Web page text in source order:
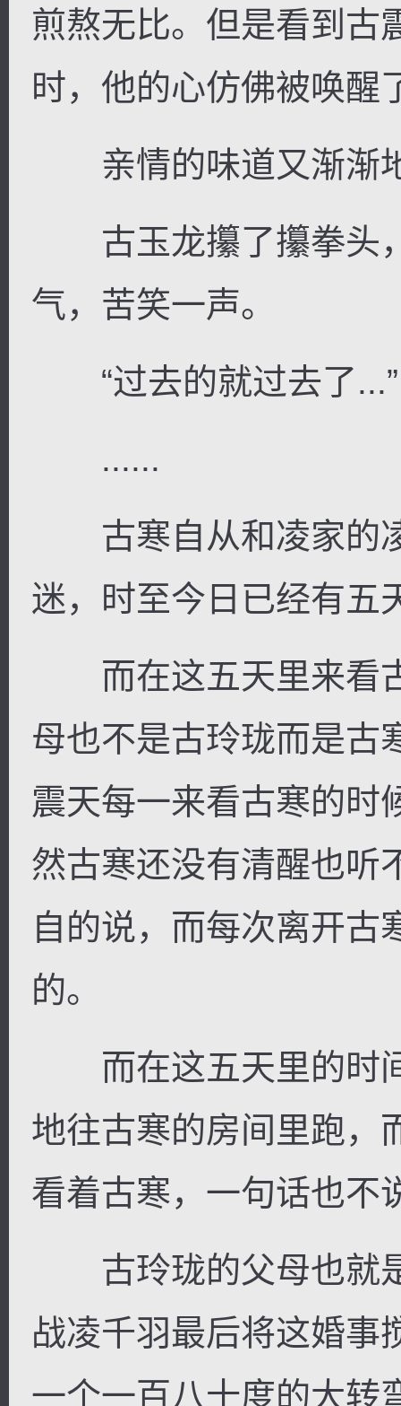
煎熬无比。但是看到古
时，他的心仿佛被唤醒
亲情的味道又渐渐
古玉龙攥了攥拳头
气，苦笑一声。
“过去的就过去了...”
......
古寒自从和凌家的
迷，时至今日已经有五
而在这五天里来看
母也不是古玲珑而是古
震天每一来看古寒的时
然古寒还没有清醒也听
自的说，而每次离开古
的。
而在这五天里的时
地往古寒的房间里跑，
看着古寒，一句话也不
古玲珑的父母也就
战凌千羽最后将这婚事
一个一百八十度的大转